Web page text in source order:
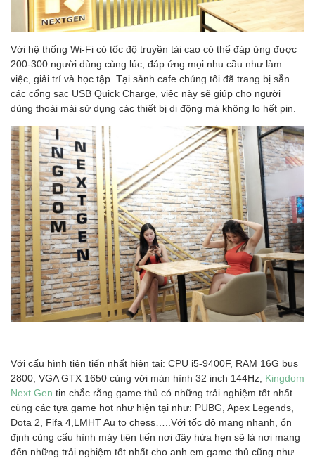
Với hệ thống Wi-Fi có tốc độ truyền tải cao có thể đáp ứng được
200-300 người dùng cùng lúc, đáp ứng mọi nhu cầu như làm
việc, giải trí và học tập. Tại sảnh cafe chúng tôi đã trang bị sẵn
các cổng sạc USB Quick Charge, việc này sẽ giúp cho người
dùng thoải mái sử dụng các thiết bị di động mà không lo hết pin.
Với cấu hình tiên tiến nhất hiện tại: CPU i5-9400F, RAM 16G bus
2800, VGA GTX 1650 cùng với màn hình 32 inch 144Hz, Kingdom
Next Gen tin chắc rằng game thủ có những trải nghiệm tốt nhất
cùng các tựa game hot như hiện tại như: PUBG, Apex Legends,
Dota 2, Fifa 4,LMHT Au to chess…..Với tốc độ mạng nhanh, ổn
định cùng cấu hình máy tiên tiến nơi đây hứa hẹn sẽ là nơi mang
đến những trải nghiệm tốt nhất cho anh em game thủ cũng như